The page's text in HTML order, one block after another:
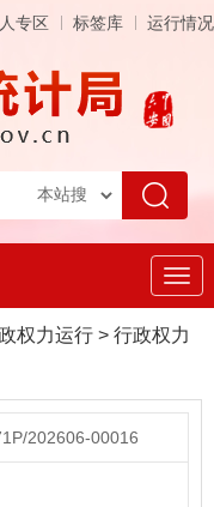
专区 标签库 运行情况
导
航
权力运行 > 行政权力
202606-00016